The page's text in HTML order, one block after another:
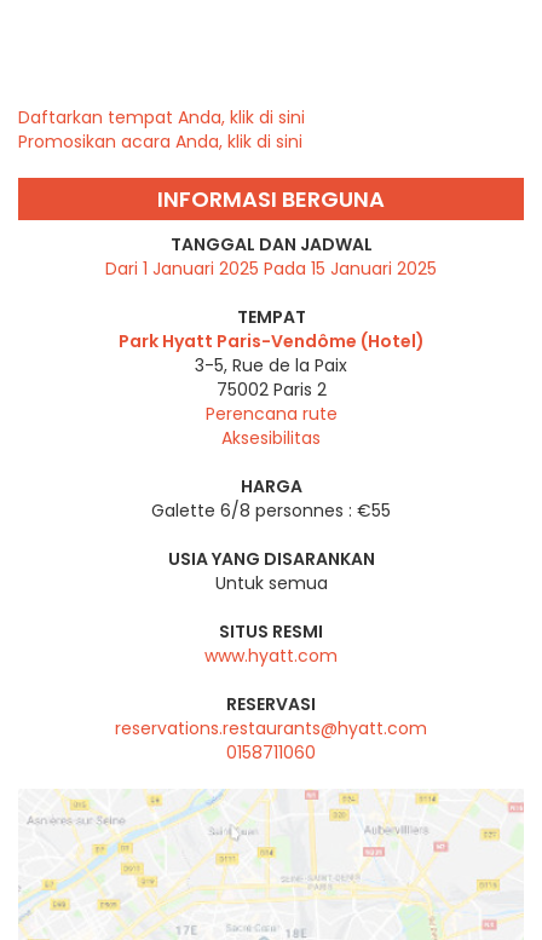
Daftarkan tempat Anda, klik di sini
Promosikan acara Anda, klik di sini
INFORMASI BERGUNA
TANGGAL DAN JADWAL
Dari 1 Januari 2025 Pada 15 Januari 2025
TEMPAT
Park Hyatt Paris-Vendôme (Hotel)
3-5, Rue de la Paix
75002 Paris 2
Perencana rute
Aksesibilitas
HARGA
Galette 6/8 personnes : €55
USIA YANG DISARANKAN
Untuk semua
SITUS RESMI
www.hyatt.com
RESERVASI
reservations.restaurants@hyatt.com
0158711060